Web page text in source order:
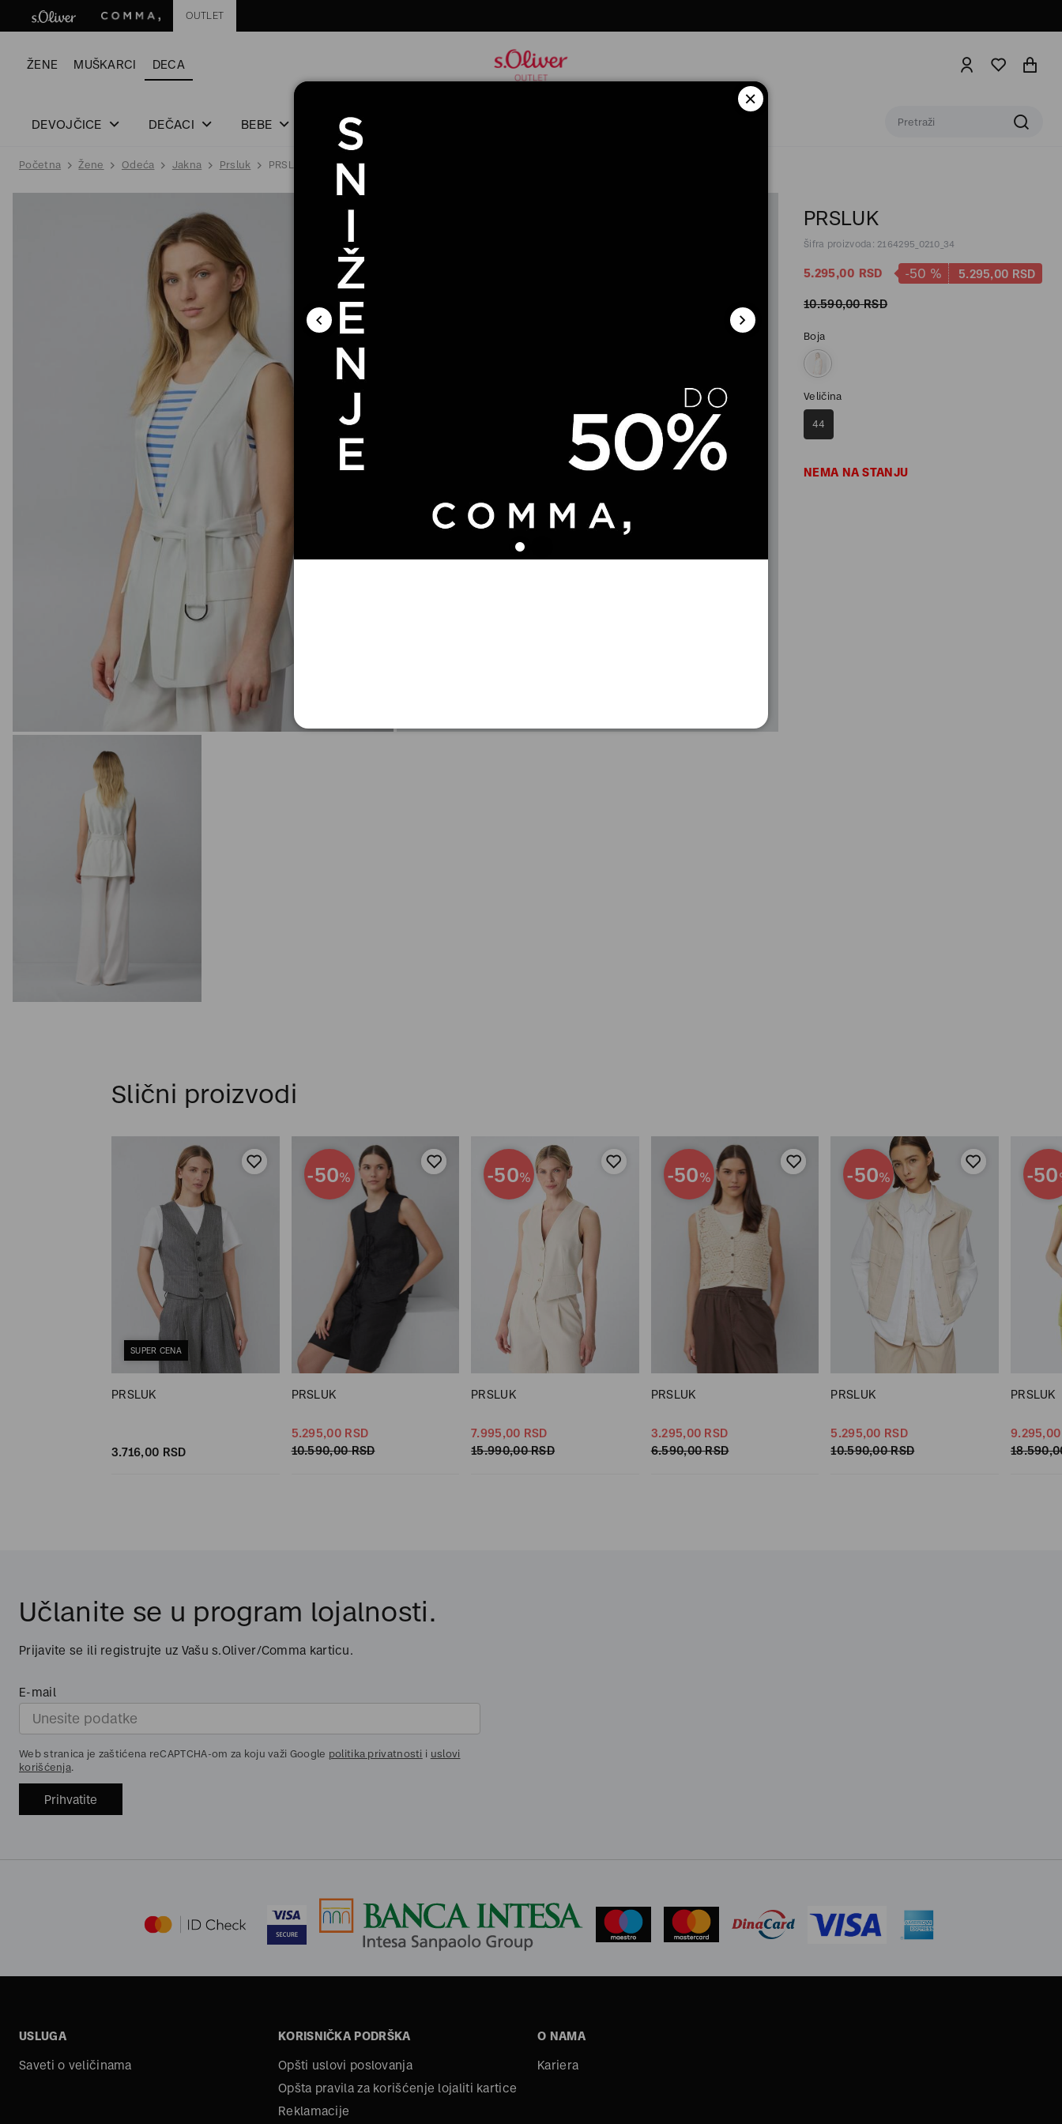
OUTLET
ŽENE MUŠKARCI DECA
DEVOJČICE DEČACI BEBE
Početna Žene Odeća Jakna Prsluk PRSLUK
PRSLUK
Šifra proizvoda: 2164295_0210_34
5.295,00 RSD -50 % 5.295,00 RSD
10.590,00 RSD
Boja
Veličina
44
NEMA NA STANJU
Slični proizvodi
SUPER CENA
PRSLUK
3.716,00 RSD
-50%
PRSLUK
5.295,00 RSD
10.590,00 RSD
-50%
PRSLUK
7.995,00 RSD
15.990,00 RSD
-50%
PRSLUK
3.295,00 RSD
6.590,00 RSD
-50%
PRSLUK
5.295,00 RSD
10.590,00 RSD
-50
PRSLUK
9.295,00
18.590,
Učlanite se u program lojalnosti.
Prijavite se ili registrujte uz Vašu s.Oliver/Comma karticu.
E-mail
Web stranica je zaštićena reCAPTCHA-om za koju važi Google politika privatnosti i uslovi
korišćenja.
Prihvatite
USLUGA
Saveti o veličinama
KORISNIČKA PODRŠKA
Opšti uslovi poslovanja
Opšta pravila za korišćenje lojaliti kartice
Reklamacije
O NAMA
Kariera